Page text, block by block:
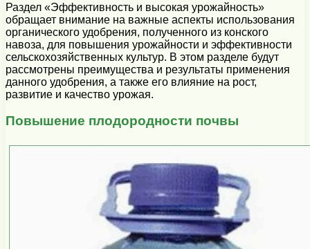
Раздел «Эффективность и высокая урожайность»
обращает внимание на важные аспекты использования
органического удобрения, полученного из конского
навоза, для повышения урожайности и эффективности
сельскохозяйственных культур. В этом разделе будут
рассмотрены преимущества и результаты применения
данного удобрения, а также его влияние на рост,
развитие и качество урожая.
Повышение плодородности почвы